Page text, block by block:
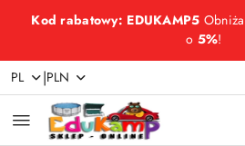
Przejdź do treści głównej
Przejdź do wyszukiwarki
Przejdź do moje konto
Przejdź do menu głównego
Przejdź do opisu produktu
Przejdź do stopki
Kod rabatowy: EDUKAMP5
o 5%!
PL |PLN